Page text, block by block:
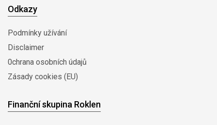
Odkazy
Podmínky užívání
Disclaimer
0chrana osobních údajů
Zásady cookies (EU)
Finanční skupina Roklen